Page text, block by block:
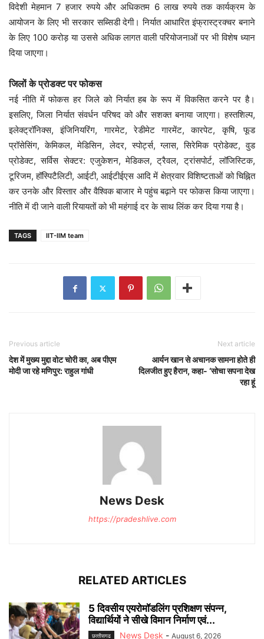
विदेशी मेहमान 7 हजार रुपये और अधिकतम 6 लाख रुपये तक कार्यक्रम के
आयोजन के लिए भी सरकार सब्सिडी देगी। निर्यात आधारित इंफ्रास्ट्रक्चर बनाने
के लिए 100 करोड़ या उससे अधिक लागत वाली परियोजनाओं पर भी विशेष ध्यान
दिया जाएगा।
जिलों के प्रोडक्ट पर फोकस
नई नीति में फोकस हर जिले को निर्यात हब के रूप में विकसित करने पर है।
इसलिए, जिला निर्यात संवर्धन परिषद को और सशक्त बनाया जाएगा। हस्तशिल्प,
इलेक्ट्रॉनिक्स, इंजिनियरिंग, गारमेट, रेडीमेट गारमेंट, कारपेट, कृषि, फूड
प्रॉसेसिंग, केमिकल, मेडिसिन, लेदर, स्पोर्ट्स, ग्लास, सिरेमिक प्रोडेक्ट, वुड
प्रोडेक्ट, सर्विस सेक्टर: एजुकेशन, मेडिकल, ट्रैवल, ट्रांसपोर्ट, लॉजिस्टिक,
टूरिजम, हॉस्पिटैलिटी, आईटी, आईटीईएस आदि में क्षेत्रवार विशिष्टताओं को चिह्नित
कर उनके और विस्तार और वैश्विक बाजार मे पहुंच बढ़ाने पर फोकस किया जाएगा।
नीति में दी जाने वाली रियायतों को भी महंगाई दर के साथ लिंक कर दिया गया है।
TAGS IIT-IIM team
Previous article
देश में मुख्य मुद्दा वोट चोरी का, अब पीएम
मोदी जा रहे मणिपुर: राहुल गांधी
Next article
आर्यन खान से अचानक सामना होते ही
दिलजीत हुए हैरान, कहा- ‘सोचा सपना देख
रहा हूं
News Desk
https://pradeshlive.com
RELATED ARTICLES
5 दिवसीय एयरोमॉडलिंग प्रशिक्षण संपन्न,
विद्यार्थियों ने सीखे विमान निर्माण एवं...
छत्‍तीसगढ News Desk - August 6, 2026